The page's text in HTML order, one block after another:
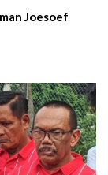
Joesoef